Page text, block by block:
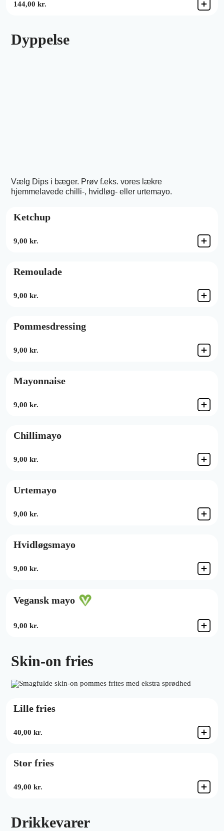
144,00 kr.
Dyppelse
Vælg Dips i bæger. Prøv f.eks. vores lækre
hjemmelavede chilli-, hvidløg- eller urtemayo.
Ketchup
9,00 kr.
Remoulade
9,00 kr.
Pommesdressing
9,00 kr.
Mayonnaise
9,00 kr.
Chillimayo
9,00 kr.
Urtemayo
9,00 kr.
Hvidløgsmayo
9,00 kr.
Vegansk mayo
9,00 kr.
Skin-on fries
Smagfulde skin-on pommes frites med ekstra sprødhed
Lille fries
40,00 kr.
Stor fries
49,00 kr.
Drikkevarer